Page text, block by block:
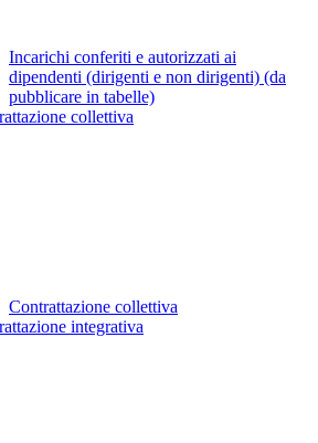
Incarichi conferiti e autorizzati ai
dipendenti (dirigenti e non dirigenti) (da
pubblicare in tabelle)
collettiva
Contrattazione collettiva
integrativa